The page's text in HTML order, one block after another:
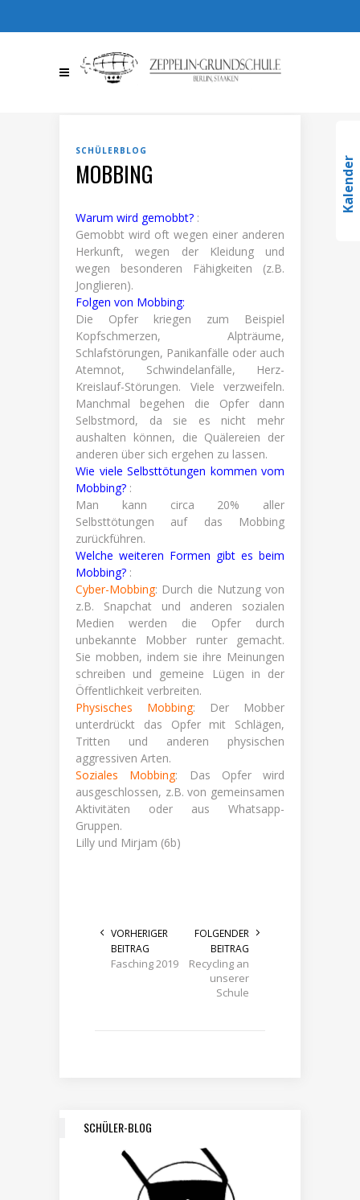
367095123
info@zeppelin-
gs.de
SCHÜLERBLOG
MOBBING
Warum wird gemobbt? :
Gemobbt wird oft wegen einer anderen
Herkunft, wegen der Kleidung und
wegen besonderen Fähigkeiten (z.B.
Jonglieren).
Folgen von Mobbing:
Die Opfer kriegen zum Beispiel
Kopfschmerzen, Alpträume,
Schlafstörungen, Panikanfälle oder auch
Atemnot, Schwindelanfälle, Herz-
Kreislauf-Störungen. Viele verzweifeln.
Manchmal begehen die Opfer dann
Selbstmord, da sie es nicht mehr
aushalten können, die Quälereien der
anderen über sich ergehen zu lassen.
Wie viele Selbsttötungen kommen vom
Mobbing? :
Man kann circa 20% aller
Selbsttötungen auf das Mobbing
zurückführen.
Welche weiteren Formen gibt es beim
Mobbing? :
Cyber-Mobbing: Durch die Nutzung von
z.B. Snapchat und anderen sozialen
Medien werden die Opfer durch
unbekannte Mobber runter gemacht.
Sie mobben, indem sie ihre Meinungen
schreiben und gemeine Lügen in der
Öffentlichkeit verbreiten.
Physisches Mobbing: Der Mobber
unterdrückt das Opfer mit Schlägen,
Tritten und anderen physischen
aggressiven Arten.
Soziales Mobbing: Das Opfer wird
ausgeschlossen, z.B. von gemeinsamen
Aktivitäten oder aus Whatsapp-
Gruppen.
Lilly und Mirjam (6b)
VORHERIGER
BEITRAG
Fasching 2019
FOLGENDER
BEITRAG
Recycling an
unserer
Schule
SCHÜLER-BLOG
Kalender